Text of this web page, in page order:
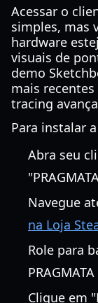
Acessar o
simples, mas
hardware
visuais de
demo
mais recentes
tracing
Para instalar
Abra seu
Navegue
na Loja
Role para
Clique em